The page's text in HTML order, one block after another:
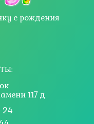
с рождения
117 д
24